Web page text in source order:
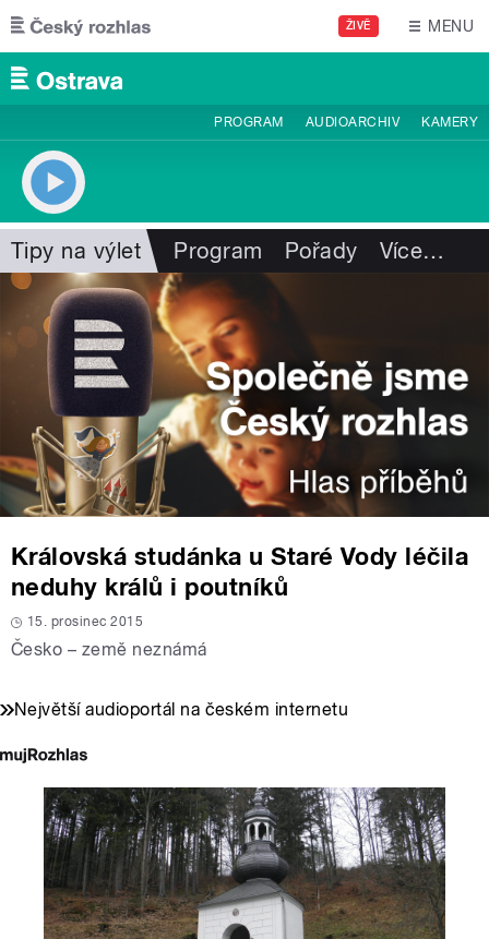
Přejít k hlavnímu obsahu
ŽIVĚ MENU
PROGRAM AUDIOARCHIV KAMERY
Tipy na výlet Program Pořady Více…
Královská studánka u Staré Vody léčila
neduhy králů i poutníků
15. prosinec 2015
Česko – země neznámá
Největší audioportál na českém internetu